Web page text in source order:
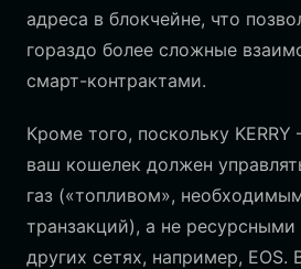
адреса в блокчейне, что
гораздо более сложные
смарт-контрактами.
Кроме того, поскольку
ваш кошелек должен
газ («топливом»,
транзакций), а не
других сетях, например, EOS.